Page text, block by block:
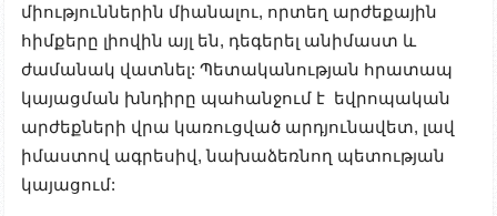
միություններին միանալու, որտեղ արժեքային
հիմքերը լիովին այլ են, դեգերել անիմաստ և
ժամանակ վատնել: Պետականության հրատապ
կայացման խնդիրը պահանջում է եվրոպական
արժեքների վրա կառուցված արդյունավետ, լավ
իմաստով ագրեսիվ, նախաձեռնող պետության
կայացում: